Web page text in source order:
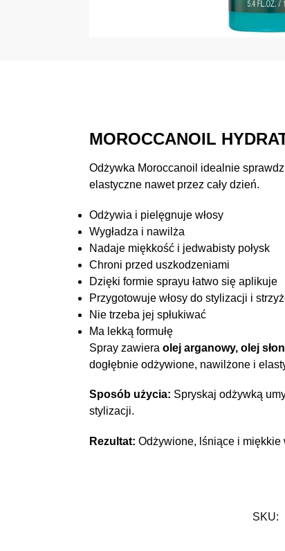
MOROCCANOIL
Odżywka Moroccanoil idealnie
elastyczne nawet przez cały dzień.
Odżywia i pielęgnuje włosy
Wygładza i nawilża
Nadaje miękkość i jedwabisty połysk
Chroni przed uszkodzeniami
Dzięki formie sprayu łatwo się aplikuje
Przygotowuje włosy do stylizacji i
Nie trzeba jej spłukiwać
Ma lekką formułę
Spray zawiera olej arganowy, olej
dogłębnie odżywione, nawilżone i
Sposób użycia: Spryskaj odżywką
stylizacji.
Rezultat: Odżywione, lśniące i miękkie
SKU: